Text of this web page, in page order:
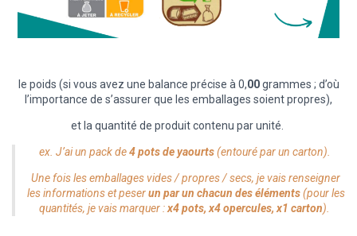
le poids (si vous avez une balance précise à 0,00grammes ; d’où
l’importance de s’assurer que les emballages soient propres),
et la quantité de produit contenu par unité.
ex. J’ai un pack de4 pots de yaourts(entouré par un carton).
Une fois les emballages vides / propres / secs, je vais renseigner
les informations et peserun par un chacun des éléments(pour les
quantités, je vais marquer :x4 pots, x4 opercules, x1 carton).